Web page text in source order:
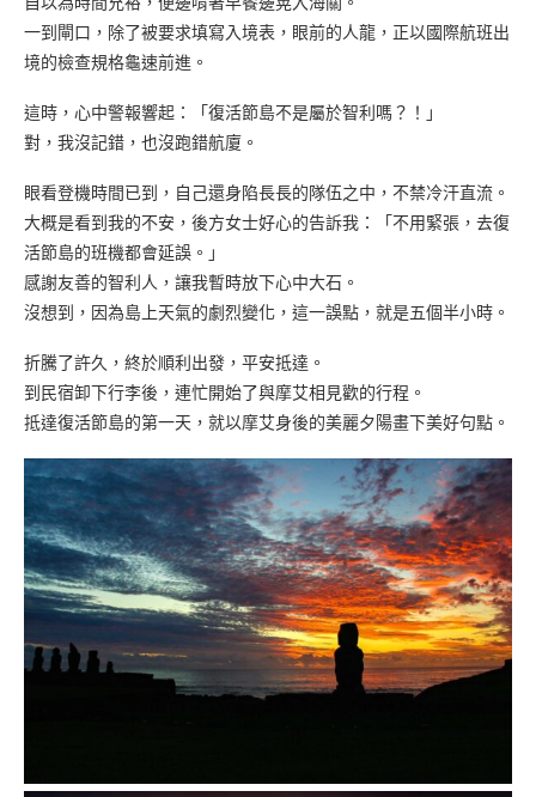
一到閘口，除了被要求填寫入境表，眼前的人龍，正以國際航班出
境的檢查規格龜速前進。
這時，心中警報響起：「復活節島不是屬於智利嗎？！」
對，我沒記錯，也沒跑錯航廈。
眼看登機時間已到，自己還身陷長長的隊伍之中，不禁冷汗直流。
大概是看到我的不安，後方女士好心的告訴我：「不用緊張，去復
活節島的班機都會延誤。」
感謝友善的智利人，讓我暫時放下心中大石。
沒想到，因為島上天氣的劇烈變化，這一誤點，就是五個半小時。
折騰了許久，終於順利出發，平安抵達。
到民宿卸下行李後，連忙開始了與摩艾相見歡的行程。
抵達復活節島的第一天，就以摩艾身後的美麗夕陽畫下美好句點。